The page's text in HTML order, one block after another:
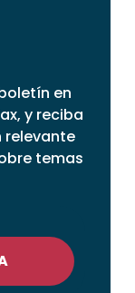
en
y reciba
temas